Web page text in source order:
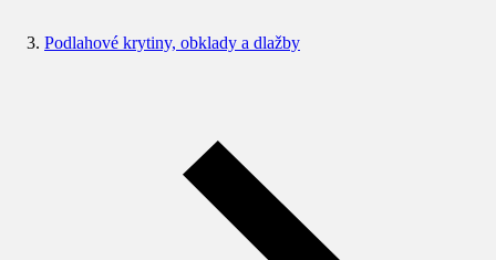
Podlahové krytiny, obklady a dlažby